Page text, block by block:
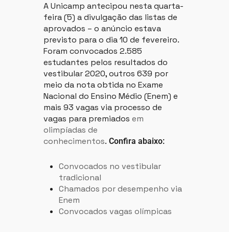
A Unicamp antecipou nesta quarta-
feira (5) a divulgação das listas de
aprovados – o anúncio estava
previsto para o dia 10 de fevereiro.
Foram convocados 2.585
estudantes pelos resultados do
vestibular 2020, outros 639 por
meio da nota obtida no Exame
Nacional do Ensino Médio (Enem) e
mais 93 vagas via processo de
vagas para premiados em
olimpíadas de
conhecimentos. Confira abaixo:
Convocados no vestibular
tradicional
Chamados por desempenho via
Enem
Convocados vagas olímpicas